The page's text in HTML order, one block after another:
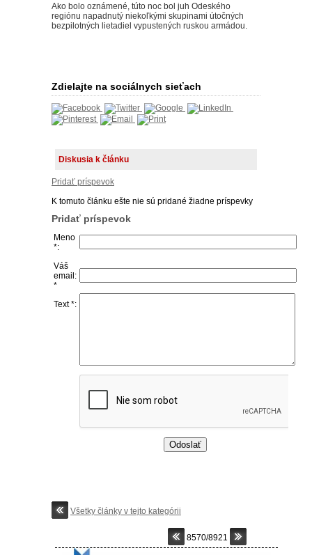
Ako bolo oznámené, túto noc bol juh Odeského
regiónu napadnutý niekoľkými skupinami útočných
bezpilotných lietadiel vypustených ruskou armádou.
Zdielajte na sociálnych sieťach
Diskusia k článku
Pridať príspevok
K tomuto článku ešte nie sú pridané žiadne príspevky
Pridať príspevok
Meno
*:
Váš
email:
*
Text *:
Všetky články v tejto kategórii
8570/8921